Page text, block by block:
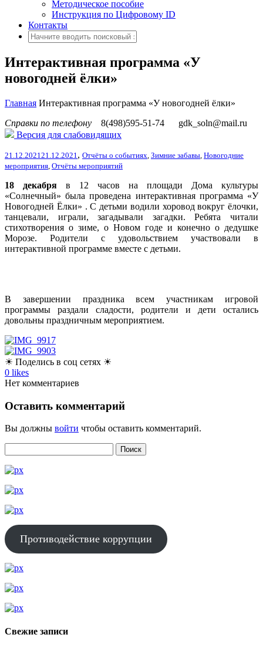
Методическое пособие
Инструкция по Цифровому ID
Контакты
Интерактивная программа «У
новогодней ёлки»
Главная Интерактивная программа «У новогодней ёлки»
Справки по телефону
8(498)595-51-74
gdk_soln@mail.ru
Версия для слабовидящих
21.12.2021 21.12.2021 , Отчёты о событиях Зимние забавы Новогодние
мероприятия Отчёты мероприятий
18 декабря в 12 часов на площади Дома культуры
«Солнечный» была проведена интерактивная программа «У
Новогодней Ёлки» . С детьми водили хоровод вокруг ёлочки,
танцевали, играли, загадывали загадки. Ребята читали
стихотворения о зиме, о Новом годе и конечно о дедушке
Морозе. Родители с удовольствием участвовали в
интерактивной программе вместе с детьми.
В завершении праздника всем участникам игровой
программы раздали сладости, родители и дети остались
довольны праздничным мероприятием.
☀ Поделись в соц сетях ☀
0 likes
Нет комментариев
Оставить комментарий
Вы должны войти чтобы оставить комментарий.
Противодействие коррупции
Свежие записи